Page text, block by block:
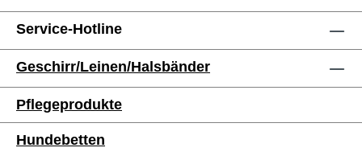
Service-Hotline
Geschirr/Leinen/Halsbänder
Pflegeprodukte
Hundebetten